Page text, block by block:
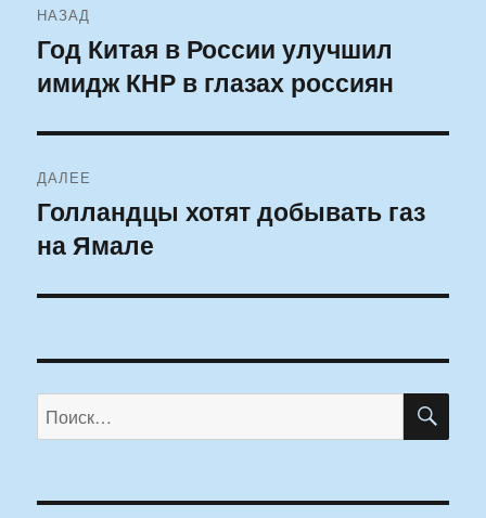
по
записям
НАЗАД
Предыдущая
запись:
Год Китая в России улучшил
имидж КНР в глазах россиян
ДАЛЕЕ
Следующая
запись:
Голландцы хотят добывать газ
на Ямале
Искать: